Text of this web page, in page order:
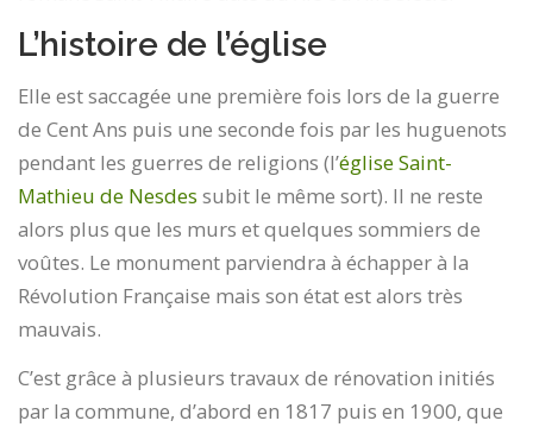
L’histoire de l’église
Elle est saccagée une première fois lors de la guerre
de Cent Ans puis une seconde fois par les huguenots
pendant les guerres de religions (l’église Saint-
Mathieu de Nesdes subit le même sort). Il ne reste
alors plus que les murs et quelques sommiers de
voûtes. Le monument parviendra à échapper à la
Révolution Française mais son état est alors très
mauvais.
C’est grâce à plusieurs travaux de rénovation initiés
par la commune, d’abord en 1817 puis en 1900, que